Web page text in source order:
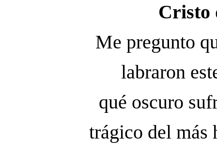
Cristo
Me pregunto
labraron
qué oscuro
trágico del más